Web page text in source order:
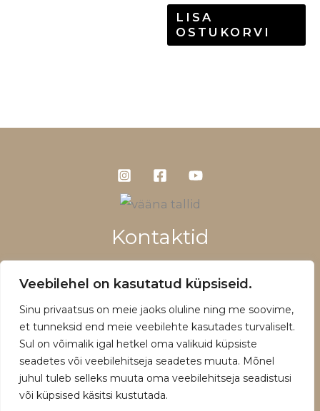
Veebilehel on kasutatud küpsiseid.
Sinu privaatsus on meie jaoks oluline ning me soovime,
et tunneksid end meie veebilehte kasutades turvaliselt.
Sul on võimalik igal hetkel oma valikuid küpsiste
seadetes või veebilehitseja seadetes muuta. Mõnel
juhul tuleb selleks muuta oma veebilehitseja seadistusi
või küpsised käsitsi kustutada.
LISA
OSTUKORVI
Kontaktid
+372 5660 1028
Müügitingimused ja privaatsuspoliitika
Copyright © 2026 | Powered by Vääna Tallid